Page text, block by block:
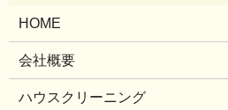
HOME
会社概要
ハウスクリーニング